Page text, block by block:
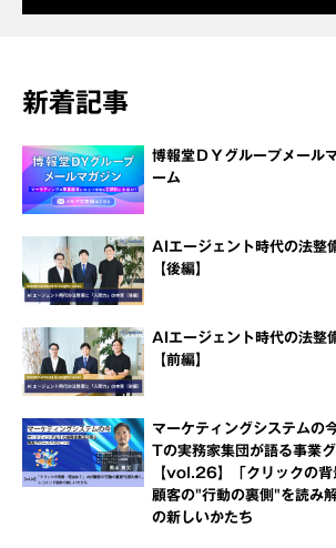
新着記事
博報堂ＤＹグループメール
ーム
AIエージェント時代の法整
【後編】
AIエージェント時代の法整
【前編】
マーケティングシステムの
Tの実務家集団が語る事業
【vol.26】「クリックの
顧客の"行動の裏側"を読み
の新しいかたち